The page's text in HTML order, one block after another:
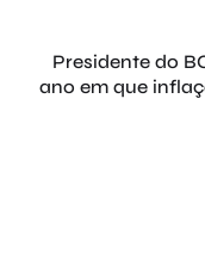
Presidente do
ano em que